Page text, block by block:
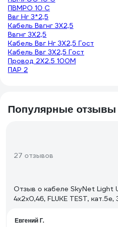
ПВМРО 10 С
Ввг Нг 3*2,5
Кабель Ввгнг 3Х2,5
Ввгнг 3Х2,5
Кабель Ввг Нг 3Х2,5 Гост
Кабель Ввг 3Х2,5 Гост
Провод 2Х2.5 100М
ПАР 2
Популярные отзывы
27 отзывов
Отзыв о кабеле SkyNet Light
4x2x0,46, FLUKE TEST,
Евгений Г.